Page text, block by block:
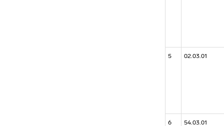
5 02.03.01
6 54.03.01